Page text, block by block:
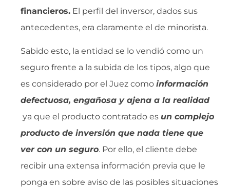
financieros. El perfil del inversor, dados sus
antecedentes, era claramente el de minorista.
Sabido esto, la entidad se lo vendió como un
seguro frente a la subida de los tipos, algo que
es considerado por el Juez como información
defectuosa, engañosa y ajena a la realidad
ya que el producto contratado es  un complejo
producto de inversión que nada tiene que
ver con un seguro. Por ello, el cliente debe
recibir una extensa información previa que le
ponga en sobre aviso de las posibles situaciones